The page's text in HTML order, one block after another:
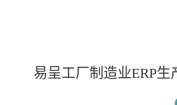
易呈工厂制造业ERP